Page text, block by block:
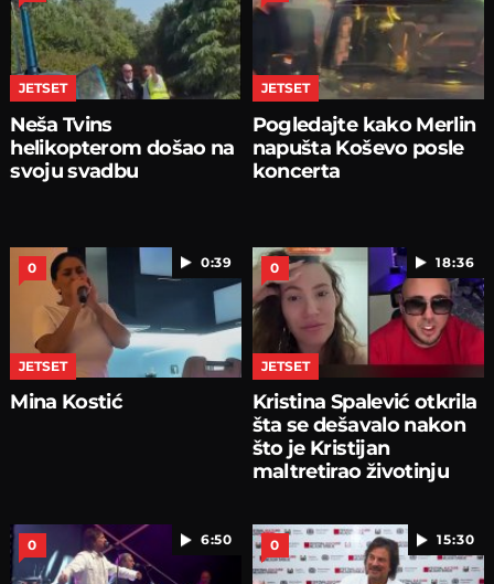
JETSET
Neša Tvins
helikopterom došao na
svoju svadbu
JETSET
Pogledajte kako Merlin
napušta Koševo posle
koncerta
0:39
0
JETSET
Mina Kostić
18:36
0
JETSET
Kristina Spalević otkrila
šta se dešavalo nakon
što je Kristijan
maltretirao životinju
6:50
0 15:30
0